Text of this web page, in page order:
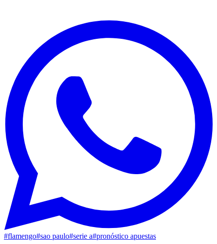
#flamengo#sao paulo#serie a#pronóstico apuestas